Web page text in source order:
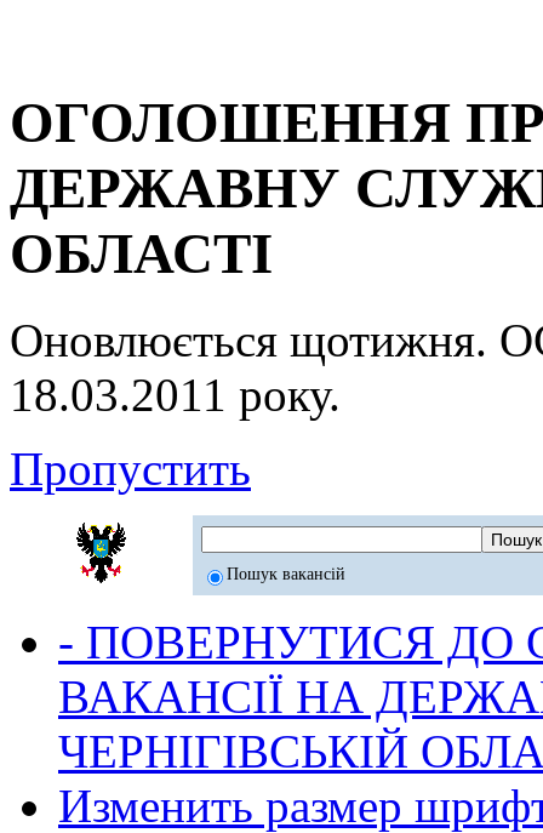
ОГОЛОШЕННЯ
ДЕРЖАВНУ
ОБЛАСТІ
Оновлюється
18.03.2011 року.
Пропустить
Пошук вакансій
- ПОВЕРНУТИСЯ ДО
ВАКАНСІЇ НА
ЧЕРНІГІВСЬКІЙ
Изменить размер